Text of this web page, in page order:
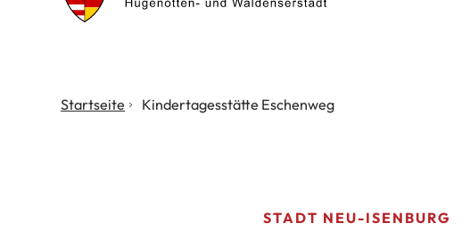
Isenburg
Startseite Kindertagesstätte Eschenweg
STADT NEU-ISENBURG